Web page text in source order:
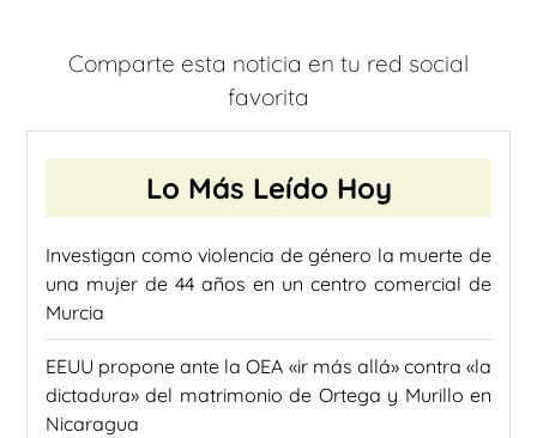
Comparte esta noticia en tu red social
favorita
Lo Más Leído Hoy
Investigan como violencia de género la muerte de
una mujer de 44 años en un centro comercial de
Murcia
EEUU propone ante la OEA «ir más allá» contra «la
dictadura» del matrimonio de Ortega y Murillo en
Nicaragua